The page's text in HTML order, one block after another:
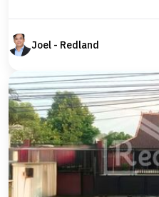
Joel - Redland